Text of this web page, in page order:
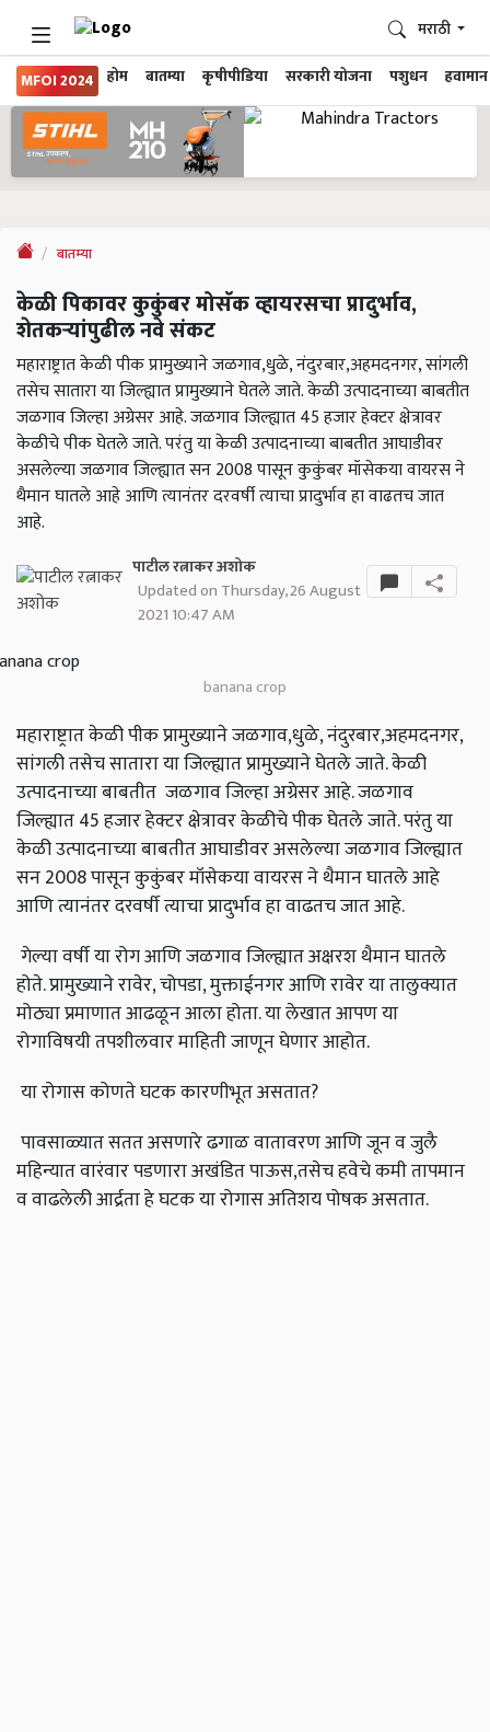
MFOI 2024 होम बातम्या कृषीपीडिया सरकारी योजना पशुधन हवामान
मराठी
बातम्या
केळी पिकावर कुकुंबर मोसॅक व्हायरसचा प्रादुर्भाव,
शेतकऱ्यांपुढील नवे संकट
महाराष्ट्रात केळी पीक प्रामुख्याने जळगाव,धुळे, नंदुरबार,अहमदनगर, सांगली
तसेच सातारा या जिल्ह्यात प्रामुख्याने घेतले जाते. केळी उत्पादनाच्या बाबतीत
जळगाव जिल्हा अग्रेसर आहे. जळगाव जिल्ह्यात 45 हजार हेक्टर क्षेत्रावर
केळीचे पीक घेतले जाते. परंतु या केळी उत्पादनाच्या बाबतीत आघाडीवर
असलेल्या जळगाव जिल्ह्यात सन 2008 पासून कुकुंबर मॉसेकया वायरस ने
थैमान घातले आहे आणि त्यानंतर दरवर्षी त्याचा प्रादुर्भाव हा वाढतच जात
आहे.
पाटील रत्नाकर अशोक
Updated on Thursday, 26 August
2021 10:47 AM
banana crop
महाराष्ट्रात केळी पीक प्रामुख्याने जळगाव,धुळे, नंदुरबार,अहमदनगर,
सांगली तसेच सातारा या जिल्ह्यात प्रामुख्याने घेतले जाते. केळी
उत्पादनाच्या बाबतीत जळगाव जिल्हा अग्रेसर आहे. जळगाव
जिल्ह्यात 45 हजार हेक्टर क्षेत्रावर केळीचे पीक घेतले जाते. परंतु या
केळी उत्पादनाच्या बाबतीत आघाडीवर असलेल्या जळगाव जिल्ह्यात
सन 2008 पासून कुकुंबर मॉसेकया वायरस ने थैमान घातले आहे
आणि त्यानंतर दरवर्षी त्याचा प्रादुर्भाव हा वाढतच जात आहे.
गेल्या वर्षी या रोग आणि जळगाव जिल्ह्यात अक्षरश थैमान घातले
होते. प्रामुख्याने रावेर, चोपडा, मुक्ताईनगर आणि रावेर या तालुक्यात
मोठ्या प्रमाणात आढळून आला होता. या लेखात आपण या
रोगाविषयी तपशीलवार माहिती जाणून घेणार आहोत.
या रोगास कोणते घटक कारणीभूत असतात?
पावसाळ्यात सतत असणारे ढगाळ वातावरण आणि जून व जुलै
महिन्यात वारंवार पडणारा अखंडित पाऊस,तसेच हवेचे कमी तापमान
व वाढलेली आर्द्रता हे घटक या रोगास अतिशय पोषक असतात.